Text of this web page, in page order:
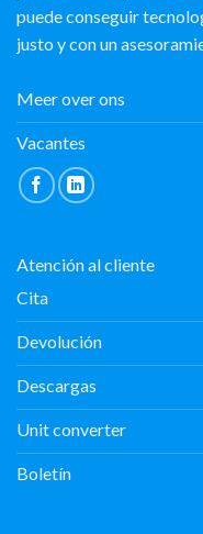
puede conseguir
justo y con un
Meer over ons
Vacantes
Atención al cliente
Cita
Devolución
Descargas
Unit converter
Boletín